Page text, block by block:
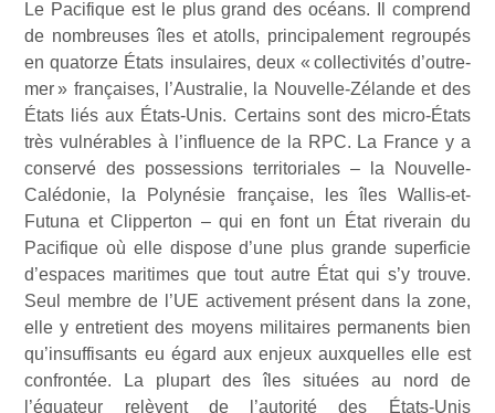
Le Pacifique est le plus grand des océans. Il comprend
de nombreuses îles et atolls, principalement regroupés
en quatorze États insulaires, deux « collectivités d’outre-
mer » françaises, l’Australie, la Nouvelle-Zélande et des
États liés aux États-Unis. Certains sont des micro-États
très vulnérables à l’influence de la RPC. La France y a
conservé des possessions territoriales – la Nouvelle-
Calédonie, la Polynésie française, les îles Wallis-et-
Futuna et Clipperton – qui en font un État riverain du
Pacifique où elle dispose d’une plus grande superficie
d’espaces maritimes que tout autre État qui s’y trouve.
Seul membre de l’UE activement présent dans la zone,
elle y entretient des moyens militaires permanents bien
qu’insuffisants eu égard aux enjeux auxquelles elle est
confrontée. La plupart des îles situées au nord de
l’équateur relèvent de l’autorité des États-Unis